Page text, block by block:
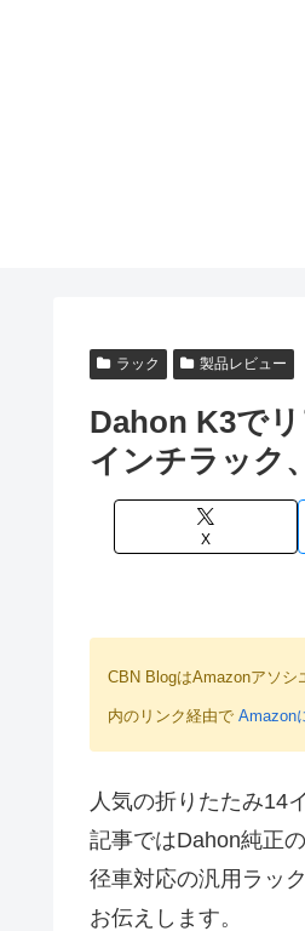
ラック 製品レビュー
Dahon K3で
インチラック
X
CBN BlogはAmazonアソシ
内のリンク経由で Amazon
人気の折りたたみ14
記事ではDahon純正
径車対応の汎用ラッ
お伝えします。